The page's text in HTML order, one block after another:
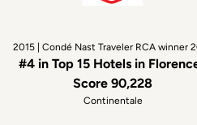
2015 | Condé Nast Traveler RCA winner
#4 in Top 15 Hotels in
Score 90,228
Continentale